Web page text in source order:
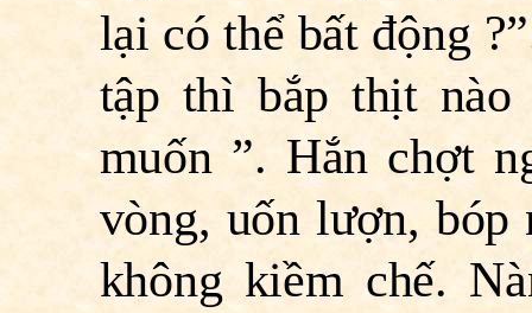
lại có thể bất động
tập thì bắp thịt
muốn ”. Hắn chợt
vòng, uốn lượn,
không kiềm chế.